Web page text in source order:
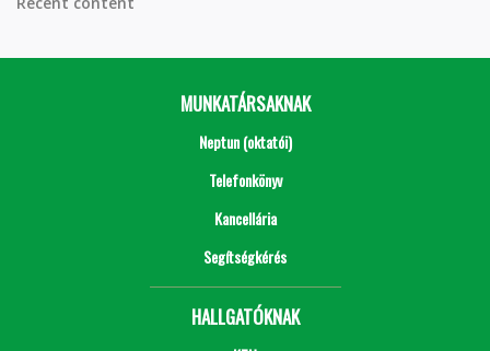
MUNKATÁRSAKNAK
Neptun (oktatói)
Telefonkönyv
Kancellária
Segítségkérés
HALLGATÓKNAK